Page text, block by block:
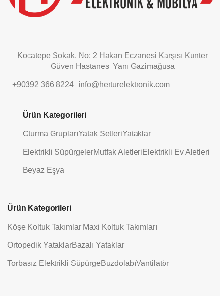
Kocatepe Sokak. No: 2 Hakan Eczanesi Karşısı Kunter
Güven Hastanesi Yanı Gazimağusa
+90392 366 8224 info@herturelektronik.com
Ürün Kategorileri
Oturma GruplarıYatak SetleriYataklar
Elektrikli SüpürgelerMutfak AletleriElektrikli Ev Aletleri
Beyaz Eşya
Ürün Kategorileri
Köşe Koltuk TakımlarıMaxi Koltuk Takımları
Ortopedik YataklarBazalı Yataklar
Torbasız Elektrikli SüpürgeBuzdolabıVantilatör